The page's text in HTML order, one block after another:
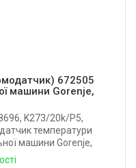
672505
машини Gorenje,
K273/20k/P5,
температури
машини Gorenje,
Виробник: EPCOS